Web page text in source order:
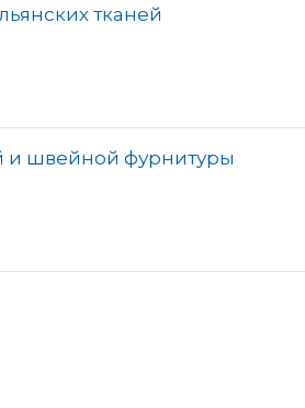
тканей
и швейной фурнитуры